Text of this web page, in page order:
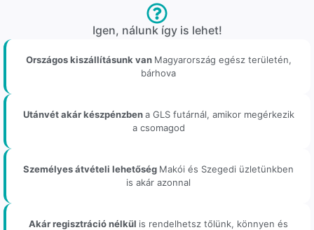
Igen, nálunk így is lehet!
Országos kiszállításunk van Magyarország egész területén,
bárhova
Utánvét akár készpénzbena GLS futárnál, amikor megérkezik
a csomagod
Személyes átvételi lehetőség Makói és Szegedi üzletünkben
is akár azonnal
Akár regisztráció nélkül is rendelhetsz tőlünk, könnyen és